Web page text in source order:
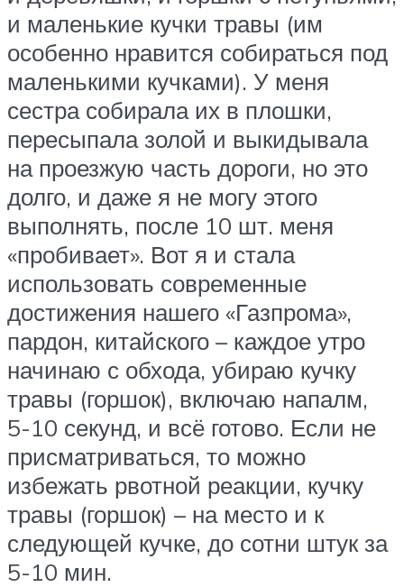
и маленькие кучки травы (им
особенно нравится собираться под
маленькими кучками). У меня
сестра собирала их в плошки,
пересыпала золой и выкидывала
на проезжую часть дороги, но это
долго, и даже я не могу этого
выполнять, после 10 шт. меня
«пробивает». Вот я и стала
использовать современные
достижения нашего «Газпрома»,
пардон, китайского – каждое утро
начинаю с обхода, убираю кучку
травы (горшок), включаю напалм,
5-10 секунд, и всё готово. Если не
присматриваться, то можно
избежать рвотной реакции, кучку
травы (горшок) – на место и к
следующей кучке, до сотни штук за
5-10 мин.